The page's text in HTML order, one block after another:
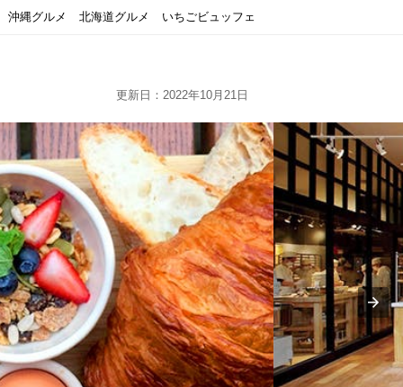
沖縄グルメ 北海道グルメ いちごビュッフェ
更新日：2022年10月21日